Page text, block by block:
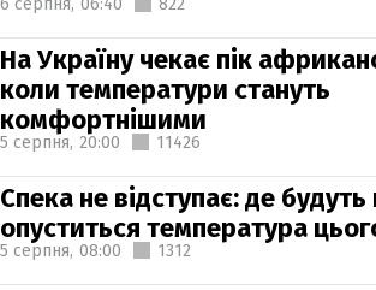
На Україну чекає пік
коли температури стануть
комфортнішими
5 серпня, 20:00 11426
Спека не відступає: де будуть
опуститься температура
5 серпня, 08:00 1312